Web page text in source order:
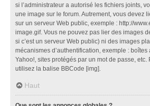
si l’administrateur a autorisé les fichiers joints,
une image sur le forum. Autrement, vous devez
sur un serveur Web public, exemple : http://
image.gif. Vous ne pouvez pas lier des images
si c’est un serveur Web public) ni des images
mécanismes d’authentification, exemple : boîtes
Yahoo!, sites protégés par un mot de passe, etc.
utilisez la balise BBCode [img].
Haut